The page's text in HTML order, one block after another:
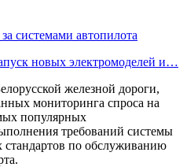
системами автопилота
новых электромоделей и…
железной дороги,
мониторинга спроса на
популярных
требований системы
стандартов по обслуживанию